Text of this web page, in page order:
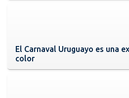
El Carnaval Uruguayo es una
color